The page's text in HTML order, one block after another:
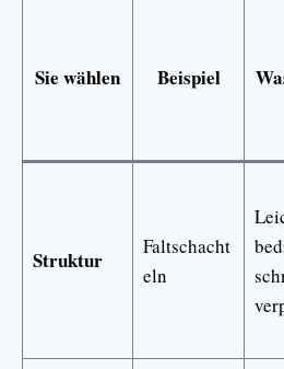
Sie wählen Beispiel
Struktur
Faltschacht
eln